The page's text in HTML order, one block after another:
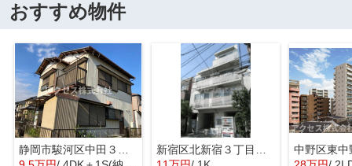
おすすめ物件
静岡市駿河区中田３丁目の一戸建て
新宿区北新宿３丁目のマンション